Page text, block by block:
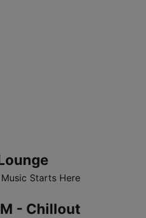
Starts Here
- Chillout